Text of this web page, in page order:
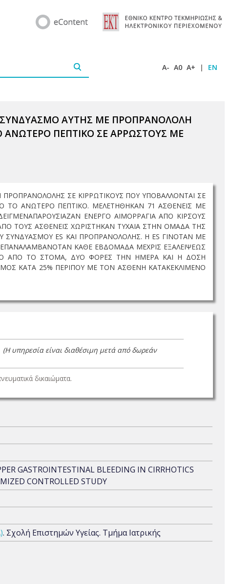
A- A0 A+ | EN
ΣΥΝΔΥΑΣΜΟ ΑΥΤΗΣ ΜΕ ΠΡΟΠΡΑΝΟΛΟΛΗ
ΠΕΠΤΙΚΟ ΣΕ ΑΡΡΩΣΤΟΥΣ ΜΕ
ΣΕ ΚΙΡΡΩΤΙΚΟΥΣ ΠΟΥ ΥΠΟΒΑΛΛΟΝΤΑΙ ΣΕ
ΤΟ ΑΝΩΤΕΡΟ ΠΕΠΤΙΚΟ. ΜΕΛΕΤΗΘΗΚΑΝ 71 ΑΣΘΕΝΕΙΣ ΜΕ
ΕΝΕΡΓΟ ΑΙΜΟΡΡΑΓΙΑ ΑΠΟ ΚΙΡΣΟΥΣ
ΤΟΥΣ ΑΣΘΕΝΕΙΣ ΧΩΡΙΣΤΗΚΑΝ ΤΥΧΑΙΑ ΣΤΗΝ ΟΜΑΔΑ ΤΗΣ
ΣΥΝΔΥΑΣΜΟΥ ES ΚΑΙ ΠΡΟΠΡΑΝΟΛΟΛΗΣ. Η ES ΓΙΝΟΤΑΝ ΜΕ
ΚΑΘΕ ΕΒΔΟΜΑΔΑ ΜΕΧΡΙΣ ΕΞΑΛΕΙΨΕΩΣ
ΑΠΟ ΤΟ ΣΤΟΜΑ, ΔΥΟ ΦΟΡΕΣ ΤΗΝ ΗΜΕΡΑ ΚΑΙ Η ΔΟΣΗ
ΚΑΤΑ 25% ΠΕΡΙΠΟΥ ΜΕ ΤΟΝ ΑΣΘΕΝΗ ΚΑΤΑΚΕΚΛΙΜΕΝΟ
(Η υπηρεσία είναι διαθέσιμη μετά από δωρεάν
δικαιώματα.
GASTROINTESTINAL BLEEDING IN CIRRHOTICS
CONTROLLED STUDY
. Σχολή Επιστημών Υγείας. Τμήμα Ιατρικής